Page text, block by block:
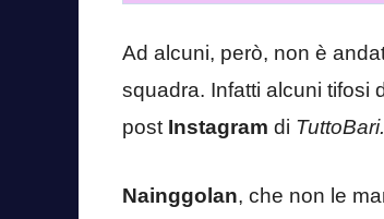
Ad alcuni, però, non è
squadra. Infatti alcuni tifosi
post Instagram di TuttoBari.
Nainggolan, che non le